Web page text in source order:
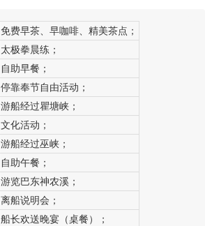
免费早茶、早咖啡、精美茶点；
太极拳晨练；
自助早餐；
停靠奉节自由活动；
游船经过瞿塘峡；
文化活动；
游船经过巫峡；
自助午餐；
游览巴东神农溪；
离船说明会；
船长欢送晚宴（桌餐）；